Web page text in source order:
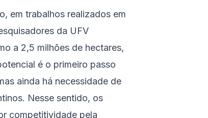
em trabalhos realizados em
da UFV
a 2,5 milhões de hectares,
é o primeiro passo
ainda há necessidade de
Nesse sentido, os
competitividade pela